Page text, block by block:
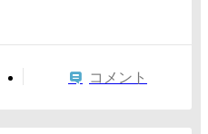
コメント